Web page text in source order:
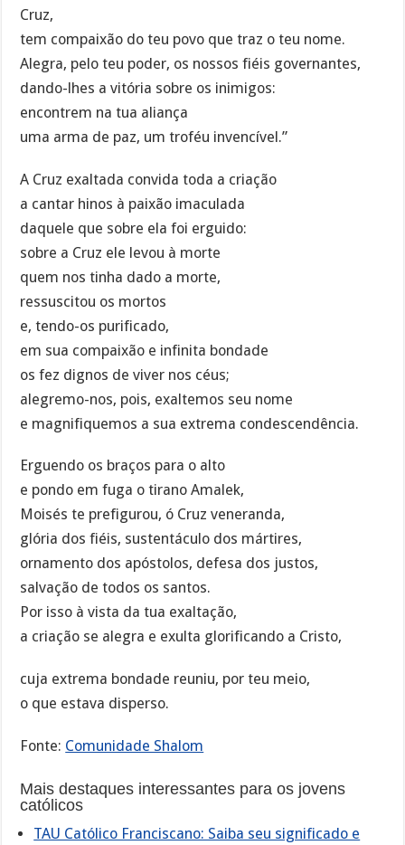
Cruz,
tem compaixão do teu povo que traz o teu nome.
Alegra, pelo teu poder, os nossos fiéis governantes,
dando-lhes a vitória sobre os inimigos:
encontrem na tua aliança
uma arma de paz, um troféu invencível.”
A Cruz exaltada convida toda a criação
a cantar hinos à paixão imaculada
daquele que sobre ela foi erguido:
sobre a Cruz ele levou à morte
quem nos tinha dado a morte,
ressuscitou os mortos
e, tendo-os purificado,
em sua compaixão e infinita bondade
os fez dignos de viver nos céus;
alegremo-nos, pois, exaltemos seu nome
e magnifiquemos a sua extrema condescendência.
Erguendo os braços para o alto
e pondo em fuga o tirano Amalek,
Moisés te prefigurou, ó Cruz veneranda,
glória dos fiéis, sustentáculo dos mártires,
ornamento dos apóstolos, defesa dos justos,
salvação de todos os santos.
Por isso à vista da tua exaltação,
a criação se alegra e exulta glorificando a Cristo,
cuja extrema bondade reuniu, por teu meio,
o que estava disperso.
Fonte: Comunidade Shalom
Mais destaques interessantes para os jovens
católicos
TAU Católico Franciscano: Saiba seu significado e